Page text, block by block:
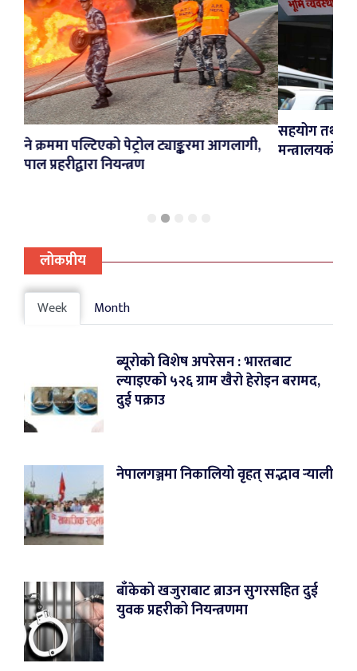
ट्याङ्करमा आगलागी,
सहयोग तथा सहजीकरणका लागि स्थानीय
मन्त्रालयको आग्रह
लोकप्रीय
Week Month
ब्यूरोको विशेष अपरेसन : भारतबाट
ल्याइएको ५२६ ग्राम खैरो हेरोइन बरामद,
दुई पक्राउ
नेपालगञ्जमा निकालियो वृहत् सद्भाव र्‍याली
बाँकेको खजुराबाट ब्राउन सुगरसहित दुई
युवक प्रहरीको नियन्त्रणमा